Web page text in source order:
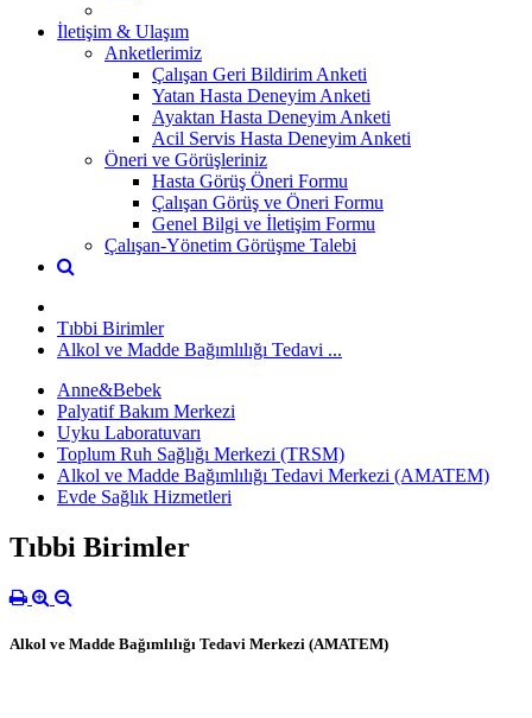
İletişim & Ulaşım
Anketlerimiz
Çalışan Geri Bildirim Anketi
Yatan Hasta Deneyim Anketi
Ayaktan Hasta Deneyim Anketi
Acil Servis Hasta Deneyim Anketi
Öneri ve Görüşleriniz
Hasta Görüş Öneri Formu
Çalışan Görüş ve Öneri Formu
Genel Bilgi ve İletişim Formu
Çalışan-Yönetim Görüşme Talebi
Tıbbi Birimler
Alkol ve Madde Bağımlılığı Tedavi ...
Anne&Bebek
Palyatif Bakım Merkezi
Uyku Laboratuvarı
Toplum Ruh Sağlığı Merkezi (TRSM)
Alkol ve Madde Bağımlılığı Tedavi Merkezi (AMATEM)
Evde Sağlık Hizmetleri
Tıbbi Birimler
Alkol ve Madde Bağımlılığı Tedavi Merkezi (AMATEM)